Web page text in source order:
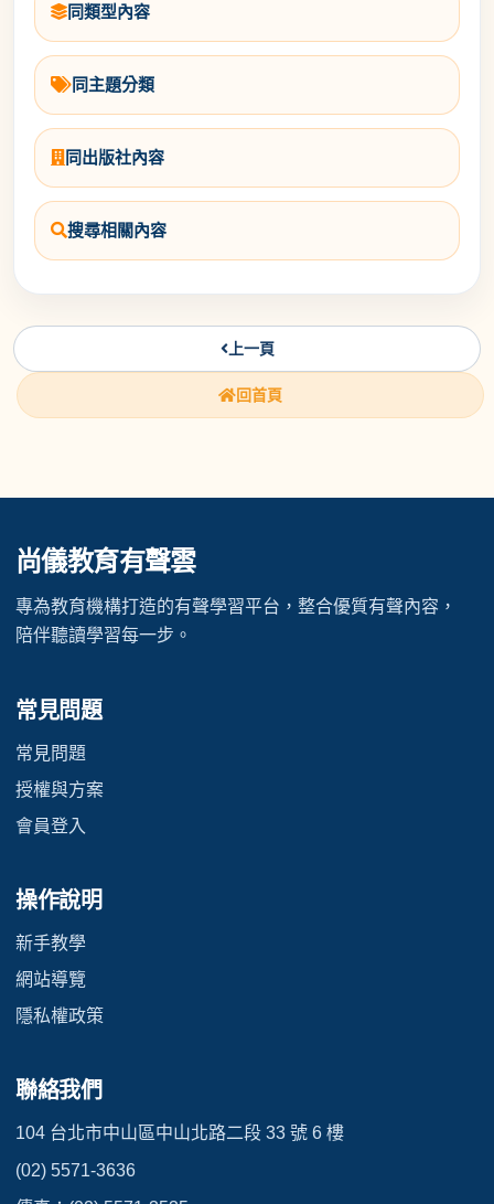
同類型內容
同主題分類
同出版社內容
搜尋相關內容
上一頁
回首頁
尚儀教育有聲雲
專為教育機構打造的有聲學習平台，整合優質有聲內容，
陪伴聽讀學習每一步。
常見問題
常見問題
授權與方案
會員登入
操作說明
新手教學
網站導覽
隱私權政策
聯絡我們
104 台北市中山區中山北路二段 33 號 6 樓
(02) 5571-3636